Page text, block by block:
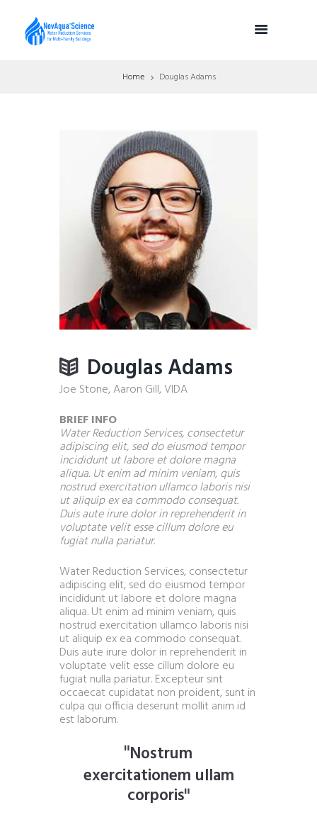
Home Douglas Adams
Douglas Adams
Joe Stone, Aaron Gill, VIDA
BRIEF INFO
Water Reduction Services, consectetur
adipiscing elit, sed do eiusmod tempor
incididunt ut labore et dolore magna
aliqua. Ut enim ad minim veniam, quis
nostrud exercitation ullamco laboris nisi
ut aliquip ex ea commodo consequat.
Duis aute irure dolor in reprehenderit in
voluptate velit esse cillum dolore eu
fugiat nulla pariatur.
Water Reduction Services, consectetur
adipiscing elit, sed do eiusmod tempor
incididunt ut labore et dolore magna
aliqua. Ut enim ad minim veniam, quis
nostrud exercitation ullamco laboris nisi
ut aliquip ex ea commodo consequat.
Duis aute irure dolor in reprehenderit in
voluptate velit esse cillum dolore eu
fugiat nulla pariatur. Excepteur sint
occaecat cupidatat non proident, sunt in
culpa qui officia deserunt mollit anim id
est laborum.
Nostrum
exercitationem ullam
corporis